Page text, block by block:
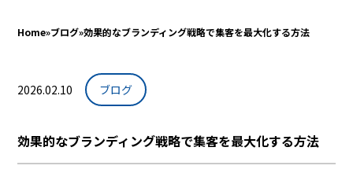
Home»ブログ»効果的なブランディング戦略で集客を最大化する方法
2026.02.10 ブログ
効果的なブランディング戦略で集客を最大化する方法